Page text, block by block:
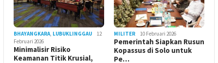
BHAYANGKARA LUBUKLINGGAU
12
Februari 2026
Minimalisir Risiko
Keamanan Titik Krusial,
MILITER 10 Februari 2026
Pemerintah Siapkan Rusun
Kopassus di Solo untuk
Pe…